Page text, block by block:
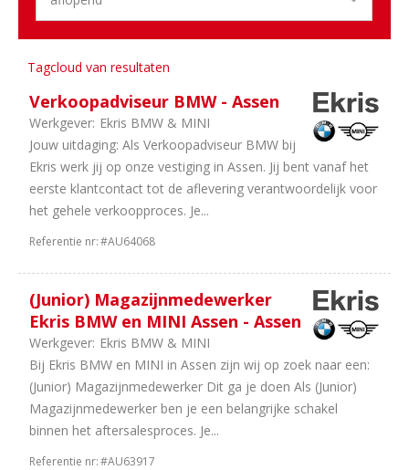
&
Opleiding
Logistiek
HRM
Overig
Administratief
Sector
Duurzame
Mobiliteit
Bedrijfsauto's
Schadeherstel
Universeel
garages
Leasing
Tweewielers
Onderdelen
Banden
Tagcloud van resultaten
Verkoopadviseur BMW - Assen
Werkgever: Ekris BMW & MINI
Jouw uitdaging: Als Verkoopadviseur BMW bij
Ekris werk jij op onze vestiging in Assen. Jij bent vanaf het
eerste klantcontact tot de aflevering verantwoordelijk voor
het gehele verkoopproces. Je...
Referentie nr:#AU64068
(Junior) Magazijnmedewerker
Ekris BMW en MINI Assen - Assen
Werkgever: Ekris BMW & MINI
Bij Ekris BMW en MINI in Assen zijn wij op zoek naar een:
(Junior) Magazijnmedewerker Dit ga je doen Als (Junior)
Magazijnmedewerker ben je een belangrijke schakel
binnen het aftersalesproces. Je...
Referentie nr:#AU63917